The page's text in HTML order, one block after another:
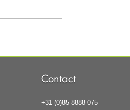
Contact
+31 (0)85 8888 075